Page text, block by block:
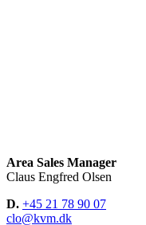
Area Sales Manager
Claus Engfred Olsen
D. +45 21 78 90 07
clo@kvm.dk